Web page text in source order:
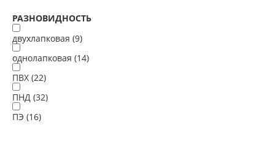
РАЗНОВИДНОСТЬ
двухлапковая (9)
однолапковая (14)
ПВХ (22)
ПНД (32)
ПЭ (16)